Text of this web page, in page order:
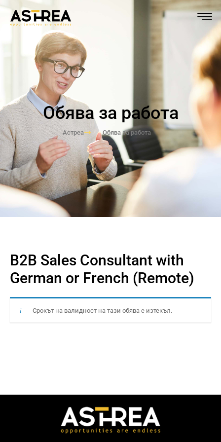
Обява за работа
Астреа Обява за работа
B2B Sales Consultant with
German or French (Remote)
Срокът на валидност на тази обява е изтекъл.